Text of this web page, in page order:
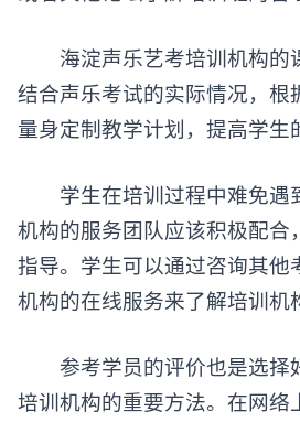
海淀声乐艺考培训机构的
结合声乐考试的实际情况，根
量身定制教学计划，提高学生
学生在培训过程中难免遇
机构的服务团队应该积极配合
指导。学生可以通过咨询其他
机构的在线服务来了解培训机
参考学员的评价也是选择
培训机构的重要方法。在网络